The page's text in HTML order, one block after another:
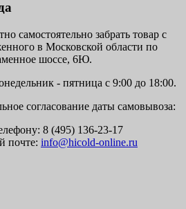
самостоятельно забрать товар с
в Московской области по
шоссе, 6Ю.
- пятница с 9:00 до 18:00.
согласование даты самовывоза:
8 (495) 136-23-17
почте: info@hicold-online.ru